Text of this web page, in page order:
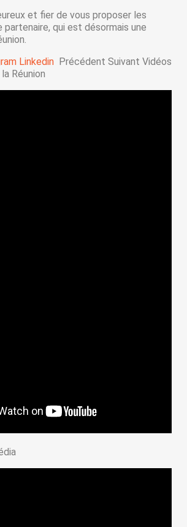
et fier de vous proposer les
qui est désormais une
Linkedin Précédent Suivant Vidéos
Réunion